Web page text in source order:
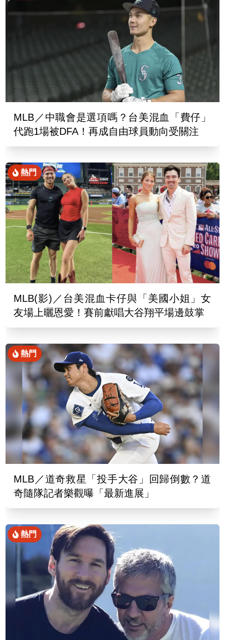
MLB／中職會是選項嗎？台美混血「費仔」
代跑1場被DFA！再成自由球員動向受關注
熱門
MLB(影)／台美混血卡仔與「美國小姐」女
友場上曬恩愛！賽前獻唱大谷翔平場邊鼓掌
熱門
MLB／道奇救星「投手大谷」回歸倒數？道
奇隨隊記者樂觀曝「最新進展」
熱門